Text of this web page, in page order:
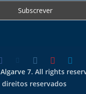
Algarve 7. All rights
direitos reservados